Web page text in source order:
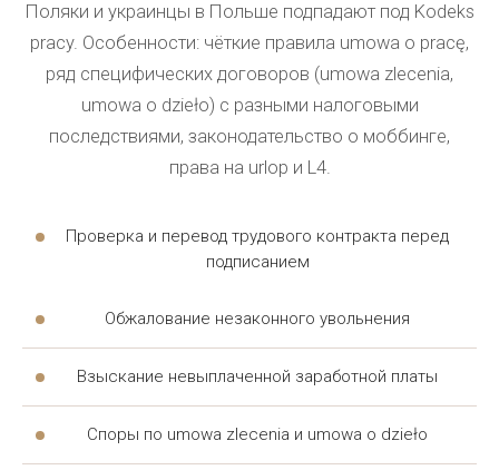
дело от начала до завершения. Юридическая
помощь в Польше охватывает весь спектр
вопросов, с которыми сталкивается украинец за
рубежом.
Найти юриста в Польше для украинцев несложно,
опытом ведения подобных дел. Адвокат помогает
определить, какие документы понадобятся на
переводит документы и сопровождает клиента на
встречах с польскими ведомствами. Такая
и ускоряет решение вопроса.
Поляки и украинцы в Польше подпадают под Kodeks
pracy. Особенности: чёткие правила umowa o pracę,
ряд специфических договоров (umowa zlecenia,
umowa o dzieło) с разными налоговыми
последствиями, законодательство о моббинге,
права на urlop и L4.
Проверка и перевод трудового контракта перед
подписанием
Обжалование незаконного увольнения
Взыскание невыплаченной заработной платы
Споры по umowa zlecenia и umowa o dzieło